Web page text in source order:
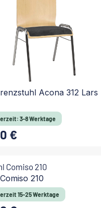
Acona 312 Lars
3-8 Werktage
Preis:
€
In den Warenkorb
210
15-25 Werktage